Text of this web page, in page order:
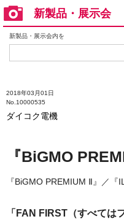
新製品・展示会
新製品・展示会内を
2018年03月01日
No.10000535
ダイコク電機
『BiGMO
『BiGMO PREMIUM Ⅱ』／『
「FAN FIRST（すべては